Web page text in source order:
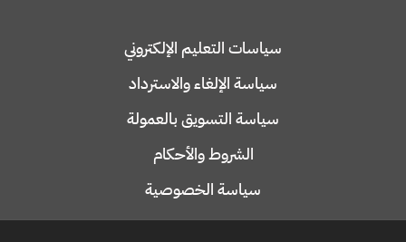
سياسات التعليم الإلكتروني
سياسة الإلغاء والاسترداد
سياسة التسويق بالعمولة
الشروط والأحكام
سياسة الخصوصية